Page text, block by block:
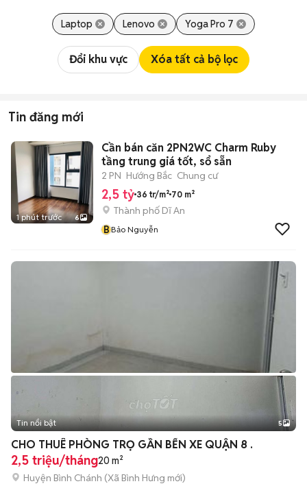
Laptop Lenovo Yoga Pro 7
Đổi khu vực Xóa tất cả bộ lọc
Tin đăng mới
1 phút trước 6
Cần bán căn 2PN2WC Charm Ruby
tầng trung giá tốt, sổ sẵn
2 PN Hướng Bắc Chung cư
2,5 tỷ 36 tr/m² 70 m²
Thành phố Dĩ An
BBảo Nguyễn
Tin nổi bật 5
CHO THUÊ PHÒNG TRỌ GẦN BẾN XE QUẬN 8 .
2,5 triệu/tháng20 m²
Huyện Bình Chánh (Xã Bình Hưng mới)